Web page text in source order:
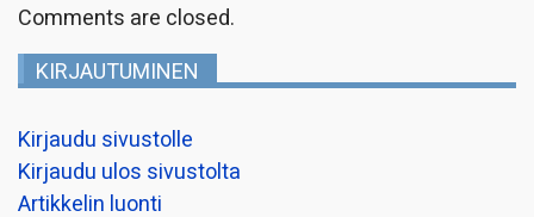
Comments are closed.
KIRJAUTUMINEN
Kirjaudu sivustolle
Kirjaudu ulos sivustolta
Artikkelin luonti